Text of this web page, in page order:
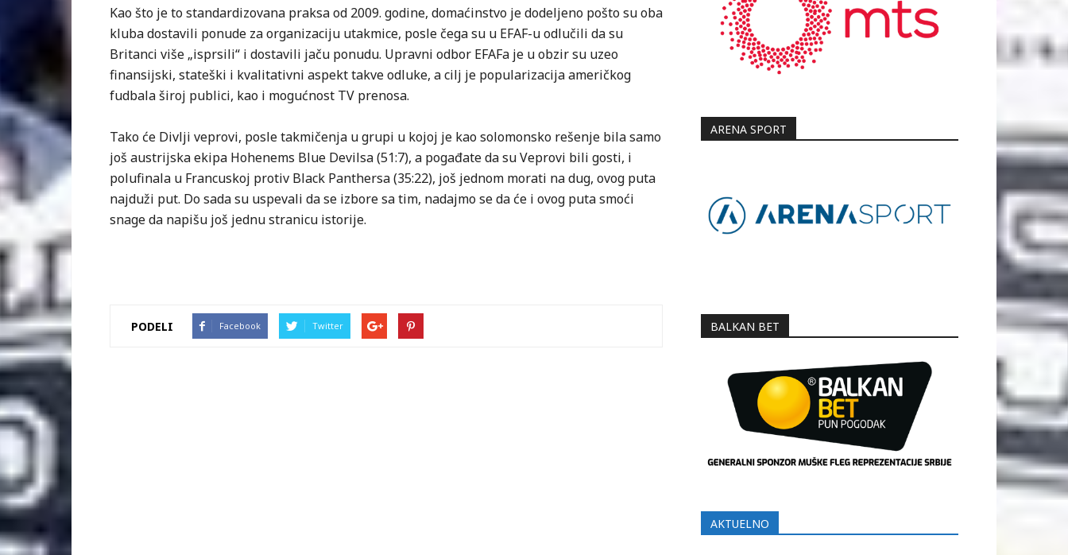
Kao što je to standardizovana praksa od 2009. godine, domaćinstvo je dodeljeno pošto su oba
kluba dostavili ponude za organizaciju utakmice, posle čega su u EFAF-u odlučili da su
Britanci više „isprsili“ i dostavili jaču ponudu. Upravni odbor EFAFa je u obzir su uzeo
finansijski, stateški i kvalitativni aspekt takve odluke, a cilj je popularizacija američkog
fudbala široj publici, kao i mogućnost TV prenosa.
Tako će Divlji veprovi, posle takmičenja u grupi u kojoj je kao solomonsko rešenje bila samo
još austrijska ekipa Hohenems Blue Devilsa (51:7), a pogađate da su Veprovi bili gosti, i
polufinala u Francuskoj protiv Black Panthersa (35:22), još jednom morati na dug, ovog puta
najduži put. Do sada su uspevali da se izbore sa tim, nadajmo se da će i ovog puta smoći
snage da napišu još jednu stranicu istorije.
PODELI Facebook Twitter
ARENA SPORT
BALKAN BET
AKTUELNO